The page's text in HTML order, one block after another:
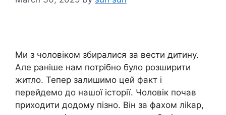
Ми з чоловіком збиралися за вести дитину.
Але раніше нам потрібно було розширити
житло. Тепер залишимо цей факт і
перейдемо до нашої історії. Чоловік почав
приходити додому пізно. Він за фахом ліkар,